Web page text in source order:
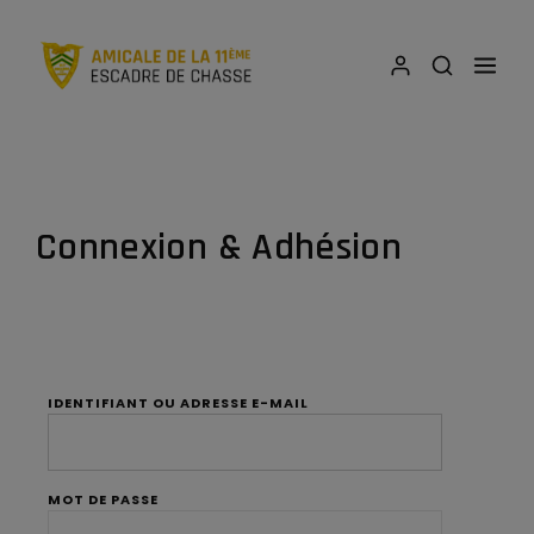
Connexion & Adhésion
IDENTIFIANT OU ADRESSE E-MAIL
MOT DE PASSE